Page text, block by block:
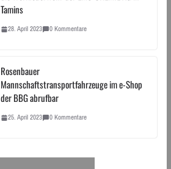
Tamins
28. April 2023 0 Kommentare
Rosenbauer
Mannschaftstransportfahrzeuge im e-Shop
der BBG abrufbar
25. April 2023 0 Kommentare